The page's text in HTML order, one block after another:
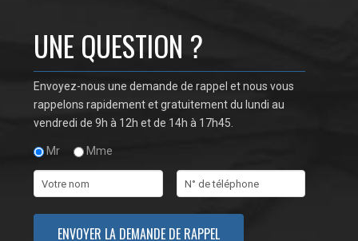
UNE QUESTION ?
Envoyez-nous une demande de rappel et nous vous
rappelons rapidement et gratuitement du lundi au
vendredi de 9h à 12h et de 14h à 17h45.
Mr Mme